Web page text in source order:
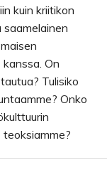
kuin kriitikon
On
Tulisiko
Onko